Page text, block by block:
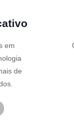
em
de